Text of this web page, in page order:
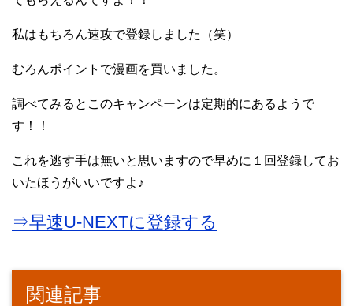
私はもちろん速攻で登録しました（笑）
むろんポイントで漫画を買いました。
調べてみるとこのキャンペーンは定期的にあるようで
す！！
これを逃す手は無いと思いますので早めに１回登録してお
いたほうがいいですよ♪
⇒早速U-NEXTに登録する
関連記事